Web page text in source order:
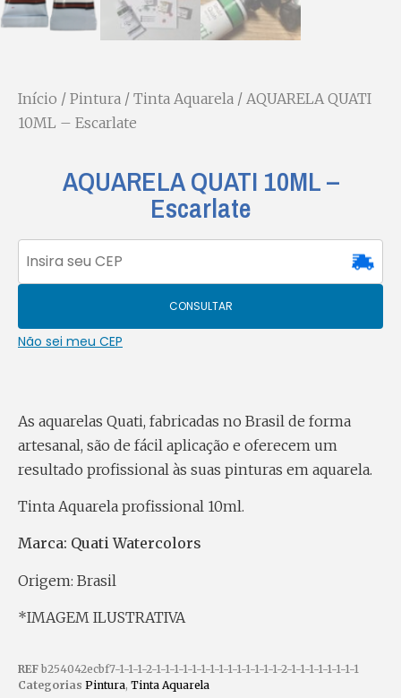
Início / Pintura / Tinta Aquarela / AQUARELA QUATI
10ML – Escarlate
AQUARELA QUATI 10ML –
Escarlate
CONSULTAR
Não sei meu CEP
As aquarelas Quati, fabricadas no Brasil de forma
artesanal, são de fácil aplicação e oferecem um
resultado profissional às suas pinturas em aquarela.
Tinta Aquarela profissional 10ml.
Marca: Quati Watercolors
Origem: Brasil
*IMAGEM ILUSTRATIVA
REF b254042ecbf7-1-1-1-2-1-1-1-1-1-1-1-1-1-1-1-1-1-1-2-1-1-1-1-1-1-1-1
Categorias Pintura, Tinta Aquarela